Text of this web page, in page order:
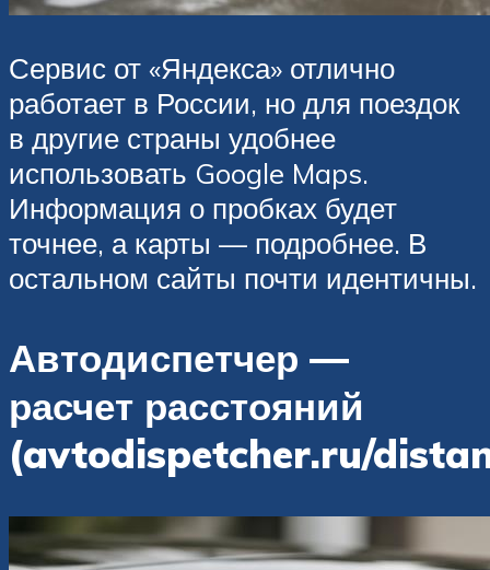
Сервис от «Яндекса» отлично
работает в России, но для поездок
в другие страны удобнее
использовать Google Maps.
Информация о пробках будет
точнее, а карты — подробнее. В
остальном сайты почти идентичны.
Автодиспетчер —
расчет расстояний
(avtodispetcher.ru/